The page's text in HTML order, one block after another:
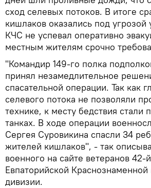
сход селевых потоков. В итоге
кишлаков оказались под угрозой
КЧС не успевал оперативно
местным жителям срочно
"Командир 149-го полка
принял незамедлительное
спасательной операции. Так как
селевого потока не позволяли
технике, к месту бедствия стали
танках. В ходе операции
Сергея Суровикина спасли 34
жителей кишлаков", - так
военного на сайте ветеранов 42-
Евпаторийской Краснознаменной
дивизии.